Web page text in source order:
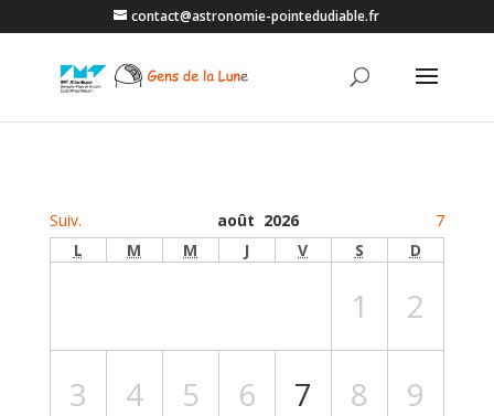
contact@astronomie-pointedudiable.fr
Suiv. 7
août 2026
L
M M J V S D
1 2
3 4 5 6 7 8 9